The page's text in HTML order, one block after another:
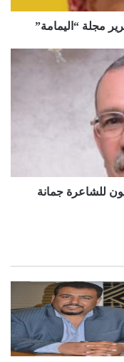
مجلة “اليمامة”
للشاعرة جمانة